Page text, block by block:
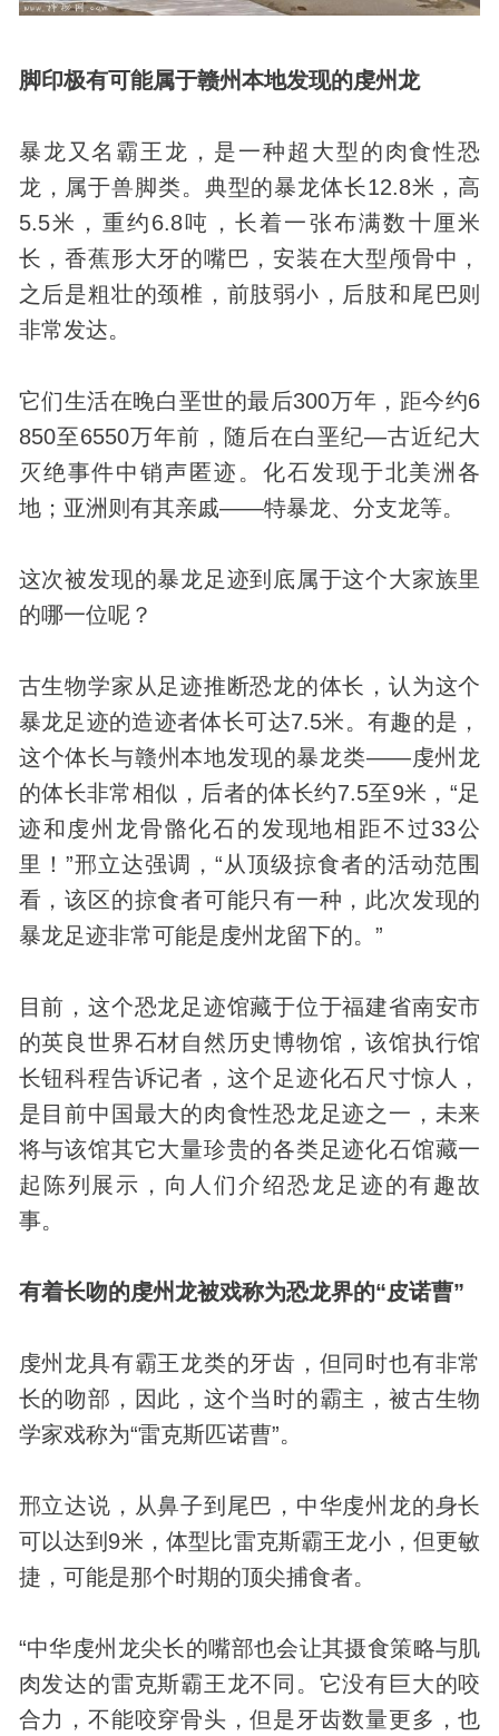
脚印极有可能属于赣州本地发现的虔州龙
暴龙又名霸王龙，是一种超大型的肉食性恐
龙，属于兽脚类。典型的暴龙体长12.8米，高
5.5米，重约6.8吨，长着一张布满数十厘米
长，香蕉形大牙的嘴巴，安装在大型颅骨中，
之后是粗壮的颈椎，前肢弱小，后肢和尾巴则
非常发达。
它们生活在晚白垩世的最后300万年，距今约6
850至6550万年前，随后在白垩纪—古近纪大
灭绝事件中销声匿迹。化石发现于北美洲各
地；亚洲则有其亲戚——特暴龙、分支龙等。
这次被发现的暴龙足迹到底属于这个大家族里
的哪一位呢？
古生物学家从足迹推断恐龙的体长，认为这个
暴龙足迹的造迹者体长可达7.5米。有趣的是，
这个体长与赣州本地发现的暴龙类——虔州龙
的体长非常相似，后者的体长约7.5至9米，“足
迹和虔州龙骨骼化石的发现地相距不过33公
里！”邢立达强调，“从顶级掠食者的活动范围
看，该区的掠食者可能只有一种，此次发现的
暴龙足迹非常可能是虔州龙留下的。”
目前，这个恐龙足迹馆藏于位于福建省南安市
的英良世界石材自然历史博物馆，该馆执行馆
长钮科程告诉记者，这个足迹化石尺寸惊人，
是目前中国最大的肉食性恐龙足迹之一，未来
将与该馆其它大量珍贵的各类足迹化石馆藏一
起陈列展示，向人们介绍恐龙足迹的有趣故
事。
有着长吻的虔州龙被戏称为恐龙界的“皮诺曹”
虔州龙具有霸王龙类的牙齿，但同时也有非常
长的吻部，因此，这个当时的霸主，被古生物
学家戏称为“雷克斯匹诺曹”。
邢立达说，从鼻子到尾巴，中华虔州龙的身长
可以达到9米，体型比雷克斯霸王龙小，但更敏
捷，可能是那个时期的顶尖捕食者。
“中华虔州龙尖长的嘴部也会让其摄食策略与肌
肉发达的雷克斯霸王龙不同。它没有巨大的咬
合力，不能咬穿骨头，但是牙齿数量更多，也